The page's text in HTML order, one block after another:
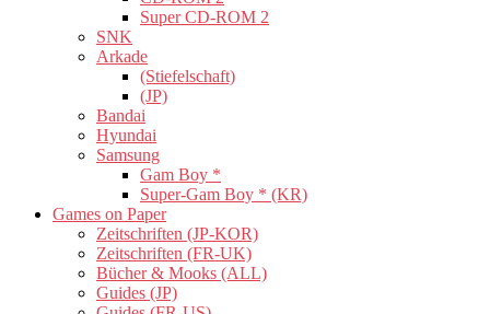
Super CD-ROM 2
SNK
Arkade
(Stiefelschaft)
(JP)
Bandai
Hyundai
Samsung
Gam Boy *
Super-Gam Boy * (KR)
Games on Paper
Zeitschriften (JP-KOR)
Zeitschriften (FR-UK)
Bücher & Mooks (ALL)
Guides (JP)